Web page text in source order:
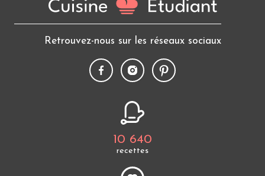
Retrouvez-nous sur les réseaux sociaux
10 640
recettes